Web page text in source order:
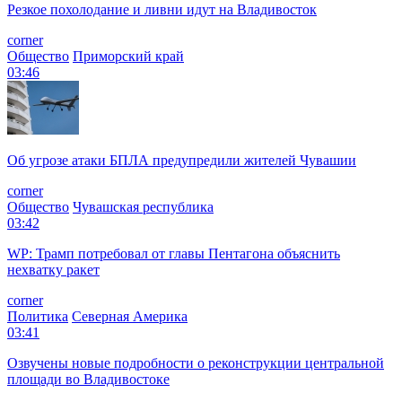
Резкое похолодание и ливни идут на Владивосток
corner
Общество Приморский край
03:46
Об угрозе атаки БПЛА предупредили жителей Чувашии
corner
Общество Чувашская республика
03:42
WP: Трамп потребовал от главы Пентагона объяснить
нехватку ракет
corner
Политика Северная Америка
03:41
Озвучены новые подробности о реконструкции центральной
площади во Владивостоке